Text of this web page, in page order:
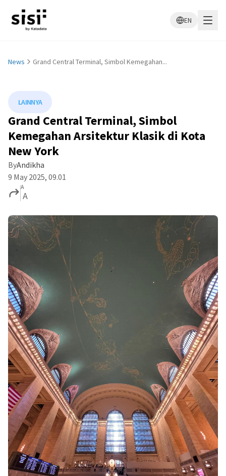
EN
News Grand Central Terminal, Simbol Kemegahan...
LAINNYA
Grand Central Terminal, Simbol
Kemegahan Arsitektur Klasik di Kota
New York
ByAndikha
9 May 2025, 09.01
A
A